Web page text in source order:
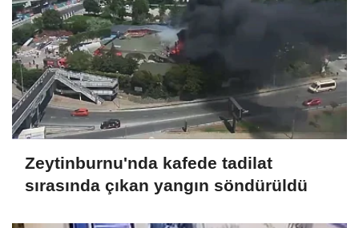
Zeytinburnu'nda kafede tadilat
sırasında çıkan yangın söndürüldü